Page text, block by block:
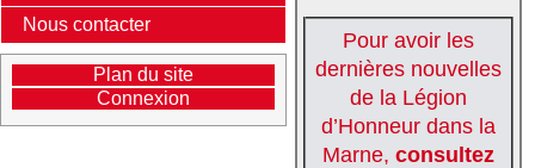
Nous contacter
Plan du site
Connexion
Pour avoir les
dernières nouvelles
de la Légion
d’Honneur dans la
Marne, consultez